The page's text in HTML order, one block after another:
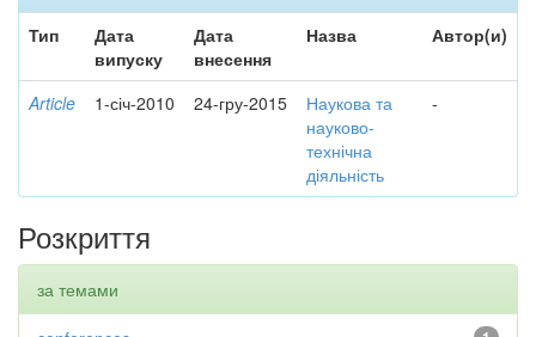
Тип
Дата
випуску
Дата
внесення
Назва Автор(и)
Article 1-січ-2010 24-гру-2015
Наукова та
науково-
технічна
діяльність
-
Розкриття
за темами